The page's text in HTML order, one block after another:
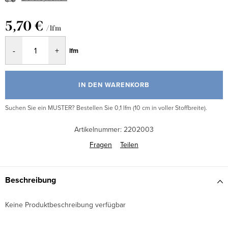
5,70 € / lfm
lfm
IN DEN WARENKORB
Suchen Sie ein MUSTER? Bestellen Sie 0,1 lfm (10 cm in voller Stoffbreite).
Artikelnummer: 2202003
Fragen
Teilen
Beschreibung
Keine Produktbeschreibung verfügbar